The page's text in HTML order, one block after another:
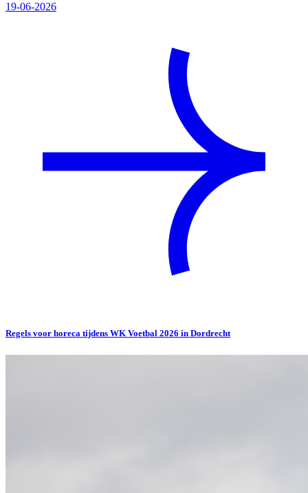
19-06-2026
Regels voor horeca tijdens WK Voetbal 2026 in Dordrecht